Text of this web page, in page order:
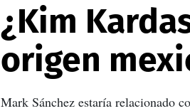
¿Kim
origen
Mark Sánchez estaría relacionado